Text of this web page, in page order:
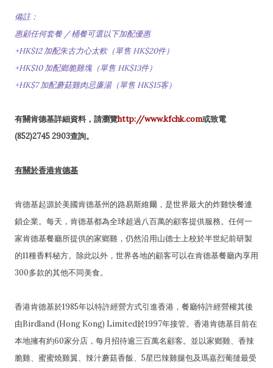
備註：
惠顧任何套餐 / 桶餐可選以下加配優惠
+HK$12 加配朱古力心太軟（單售 HK$20件）
+HK$10 加配鄉脆雞塊（單售 HK$13件）
+HK$7 加配蘑菇雞肉忌廉湯（單售 HK$15客）
有關肯德基詳細資料，請瀏覽http://www.kfchk.com或致電
(852)2745 2903查詢。
有關於香港肯德基
肯德基起源於美國肯德基州的路易斯維爾，是世界最大的炸雞快餐連
鎖企業。每天，肯德基都為全球超過八百萬的顧客提供服務。任何一
家肯德基餐廳所提供的家鄉雞，仍然沿用山德士上校於半世紀前研製
的11種香料秘方。除此以外，世界各地的顧客可以在肯德基餐廳內享用
300多款的其他不同美食。
香港肯德基於1985年以特許經營方式引進香港，餐廳特許經營權其後
由Birdland (Hong Kong) Limited於1997年接管。香港肯德基目前在
本地擁有約60家分店，每月招待逾三百萬名顧客。並以家鄉雞、香辣
脆雞、蜜蜜燒雞翼、辣汁蘑菇香飯、5星巴辣雞腿包及瑪嘉烈葡撻最受